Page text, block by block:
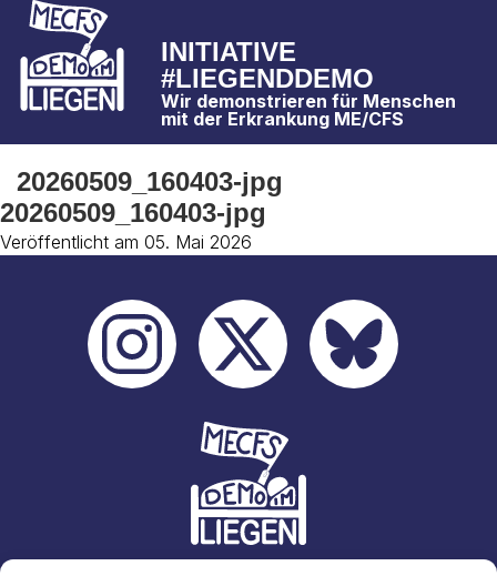
INITIATIVE
#LIEGENDDEMO
Wir demonstrieren für Menschen
mit der Erkrankung ME/CFS
20260509_160403-jpg
20260509_160403-jpg
Veröffentlicht am 05. Mai 2026